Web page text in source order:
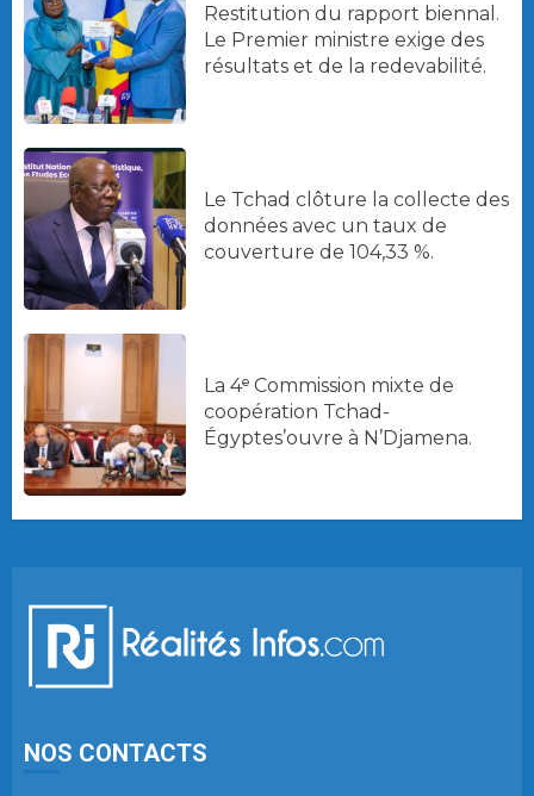
Restitution du rapport biennal.
Le Premier ministre exige des
résultats et de la redevabilité.
Le Tchad clôture la collecte des
données avec un taux de
couverture de 104,33 %.
La 4ᵉ Commission mixte de
coopération Tchad-
Égyptes’ouvre à N’Djamena.
NOS CONTACTS